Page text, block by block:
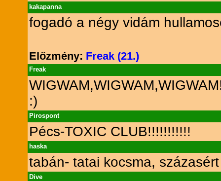
kakapanna
fogadó a négy vidám
Előzmény: Freak (21.)
Freak
:)
Pirospont
Pécs-TOXIC CLUB!!!!!!!!!!!
haska
tabán- tatai kocsma,
Dive